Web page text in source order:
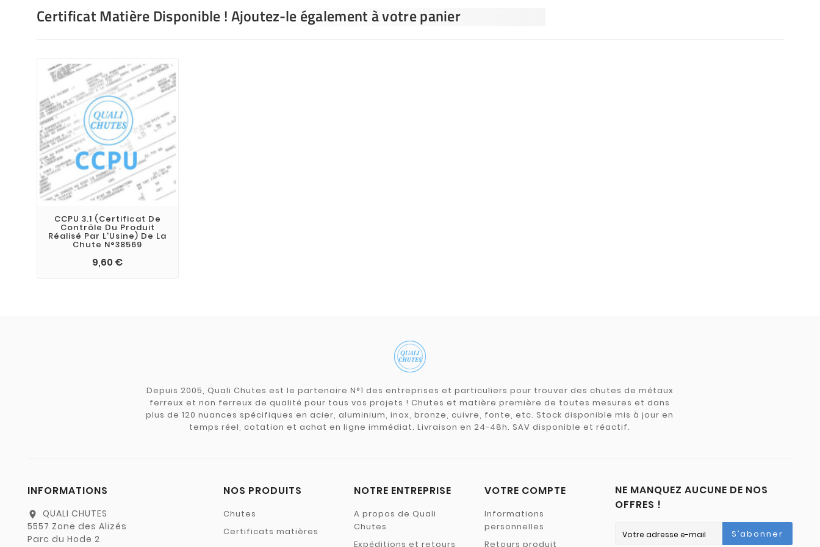
Certificat Matière Disponible ! Ajoutez-le également à votre panier
CCPU 3.1 (Certificat De
Contrôle Du Produit
Réalisé Par L'Usine) De La
Chute N°38569
9,60 €
Depuis 2005, Quali Chutes est le partenaire N°1 des entreprises et particuliers pour trouver des chutes de métaux
ferreux et non ferreux de qualité pour tous vos projets ! Chutes et matière première de toutes mesures et dans
plus de 120 nuances spécifiques en acier, aluminium, inox, bronze, cuivre, fonte, etc. Stock disponible mis à jour en
temps réel, cotation et achat en ligne immédiat. Livraison en 24-48h. SAV disponible et réactif.
INFORMATIONS
location_on
QUALI CHUTES
5557 Zone des Alizés
Parc du Hode 2
NOS PRODUITS
Chutes
Certificats matières
NOTRE ENTREPRISE
A propos de Quali
Chutes
Expéditions et retours
VOTRE COMPTE
Informations
personnelles
Retours produit
NE MANQUEZ AUCUNE DE NOS
OFFRES !
S’abonner